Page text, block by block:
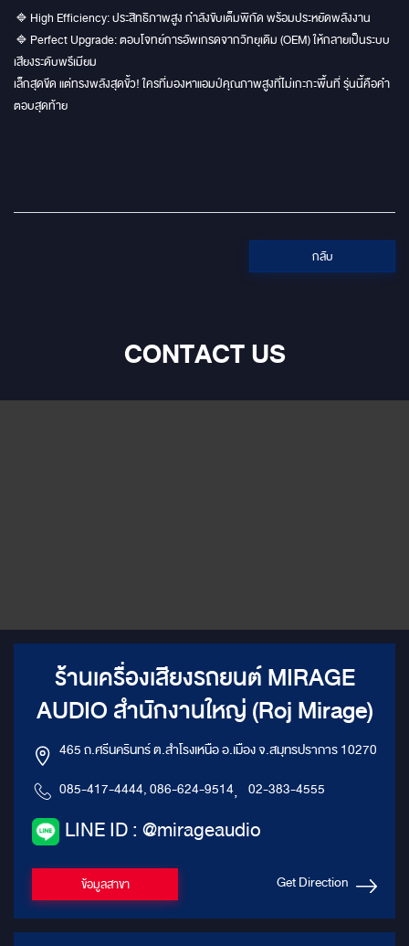
🔹High Efficiency: ประสิทธิภาพสูง กำลังขับเต็มพิกัด พร้อมประหยัดพลังงาน
🔹Perfect Upgrade: ตอบโจทย์การอัพเกรดจากวิทยุเดิม (OEM) ให้กลายเป็นระบบ
เสียงระดับพรีเมียม
เล็กสุดขีด แต่ทรงพลังสุดขั้ว! ใครที่มองหาแอมป์คุณภาพสูงที่ไม่เกะกะพื้นที่ รุ่นนี้คือคำ
ตอบสุดท้าย
กลับ
CONTACT US
ร้านเครื่องเสียงรถยนต์ MIRAGE
AUDIO สำนักงานใหญ่ (Roj Mirage)
465 ถ.ศรีนครินทร์ ต.สำโรงเหนือ อ.เมือง จ.สมุทรปราการ 10270
085-417-4444, 086-624-9514, 02-383-4555
LINE ID : @mirageaudio
ข้อมูลสาขา Get Direction